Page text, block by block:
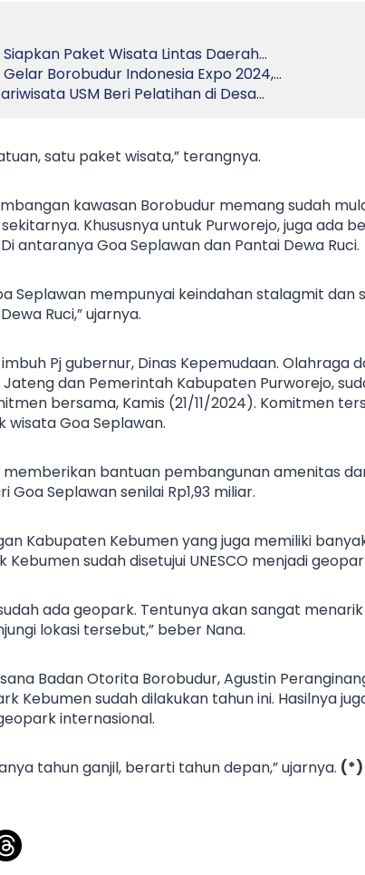
Paket Wisata Lintas Daerah…
Borobudur Indonesia Expo 2024,…
USM Beri Pelatihan di Desa…
satu paket wisata,” terangnya.
kawasan Borobudur memang sudah
Khususnya untuk Purworejo, juga ada
antaranya Goa Seplawan dan Pantai Dewa Ruci.
Seplawan mempunyai keindahan stalagmit dan
Ruci,” ujarnya.
Pj gubernur, Dinas Kepemudaan. Olahraga
dan Pemerintah Kabupaten Purworejo,
bersama, Kamis (21/11/2024). Komitmen
Goa Seplawan.
bantuan pembangunan amenitas
Seplawan senilai Rp1,93 miliar.
Kabupaten Kebumen yang juga memiliki
Kebumen sudah disetujui UNESCO menjadi
ada geopark. Tentunya akan sangat
lokasi tersebut,” beber Nana.
Badan Otorita Borobudur, Agustin
Kebumen sudah dilakukan tahun ini. Hasilnya
internasional.
tahun ganjil, berarti tahun depan,” ujarnya. (*)